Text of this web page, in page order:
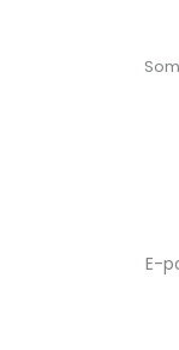
E-